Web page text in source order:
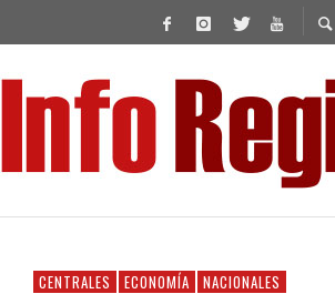
CENTRALES ECONOMÍA NACIONALES